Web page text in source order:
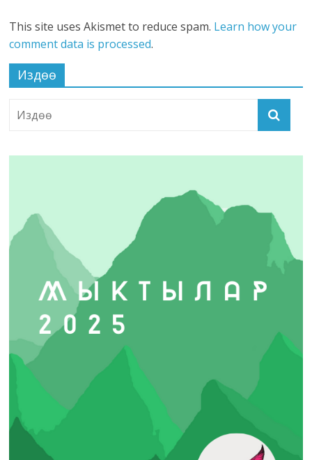
This site uses Akismet to reduce spam. Learn how your
comment data is processed.
Издөө